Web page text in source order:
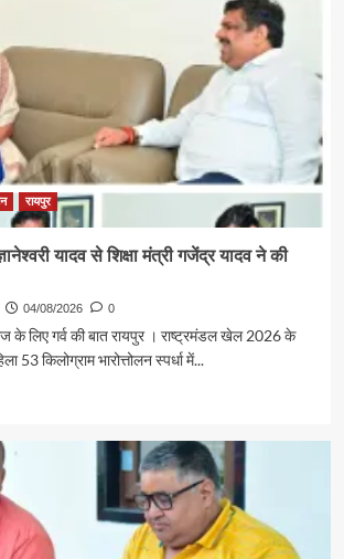
रायपुर
यादव से शिक्षा मंत्री गजेंद्र यादव ने की
04/08/2026 0
के लिए गर्व की बात रायपुर । राष्ट्रमंडल खेल 2026 के
53 किलोग्राम भारोत्तोलन स्पर्धा में...